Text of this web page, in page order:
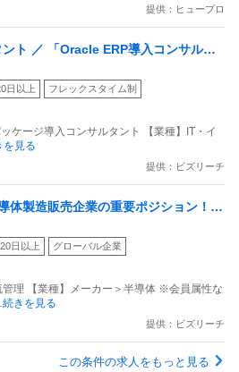
ランキング（2025年度）
|
人 |
|
|
|
提供：ヒュープロ
ト ／ 「Oracle ERP導入コンサル」P
入まで一貫して担当フレックス・リ
日以上 フレックスタイム制
ケージ導入コンサルタント 【業種】IT・イ
見る
提供：ビズリーチ
体製造販売企業の重要ポジション！
で購買担当を募集！
日以上 グローバル企業
管理 【業種】メーカー＞半導体 ※会員属性な
きを見る
提供：ビズリーチ
この条件の求人をもっと見る